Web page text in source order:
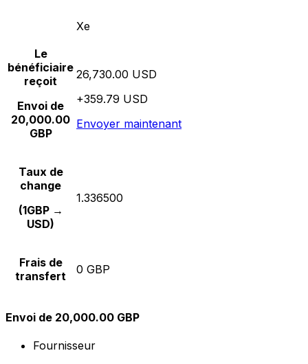
Xe
Le
bénéficiaire
reçoit
Envoi de
20,000.00
GBP
26,730.00 USD
+359.79 USD
Envoyer maintenant
Taux de
change
(1GBP →
USD)
1.336500
Frais de
transfert
0 GBP
Envoi de 20,000.00 GBP
Fournisseur